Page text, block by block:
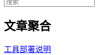
文章聚合
工具部署说明